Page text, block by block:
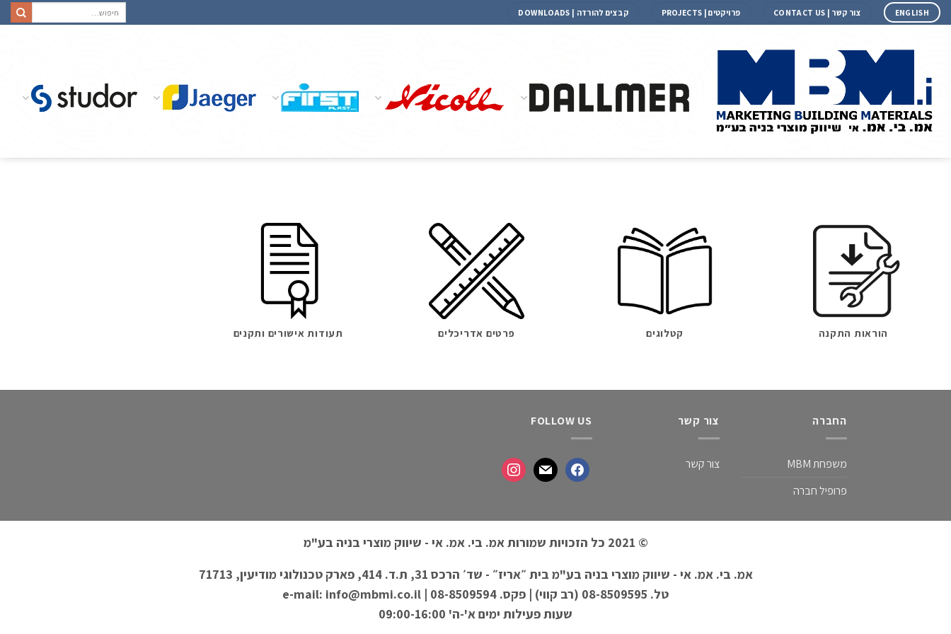
ENGLISH צור קשר | CONTACT US פרויקטים | PROJECTS קבצים להורדה | DOWNLOADS
הוראות התקנה קטלוגים פרטים אדריכלים תעודות אישורים ותקנים
החברה
משפחת MBM
פרופיל חברה
צור קשר
צור קשר
FOLLOW US
© 2021 כל הזכויות שמורות אמ. בי. אמ. אי - שיווק מוצרי בניה בע"מ
אמ. בי. אמ. אי - שיווק מוצרי בניה בע"מ בית ״אריז״ - שד׳ הרכס 31, ת.ד. 414, פארק טכנולוגי מודיעין, 71713
טל. 08-8509595 (רב קווי) | פקס. 08-8509594 | e-mail: info@mbmi.co.il
שעות פעילות ימים א'-ה' 09:00-16:00